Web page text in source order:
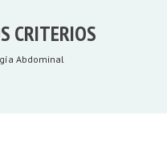
CRITERIOS
Abdominal